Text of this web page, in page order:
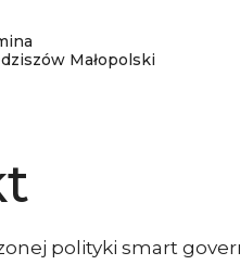
Małopolski
polityki smart